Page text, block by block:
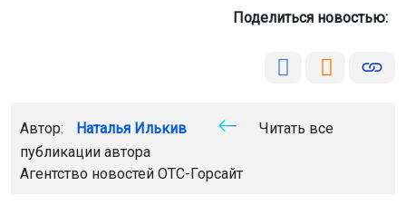
Поделиться новостью:
Автор: Наталья Илькив
Читать все
публикации автора
Агентство новостей ОТС-Горсайт